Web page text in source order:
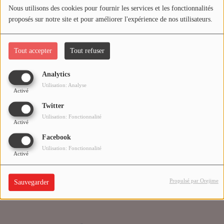
Nous utilisons des cookies pour fournir les services et les fonctionnalités
proposés sur notre site et pour améliorer l'expérience de nos utilisateurs.
Tout accepter Tout refuser
Analytics
Activé
Utilisation: Analyse
Twitter
Activé
Utilisation: Fonctionnalité
Facebook
Activé
Utilisation: Fonctionnalité
Sauvegarder Propulsé par Orejime
Médias
PODCASTS
Agenda
Titres diffusés
Se connecter
Oups, vous avez
rencontré une erreur.
Il semble que la page que vous recherchez n’existe plus.